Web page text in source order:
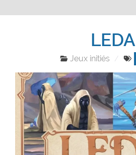
LEDA
Jeux initiés